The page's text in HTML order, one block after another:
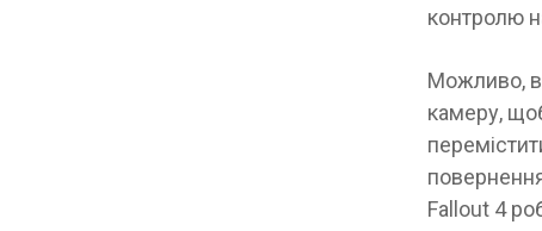
контролю
Можливо,
камеру,
Fallout 4